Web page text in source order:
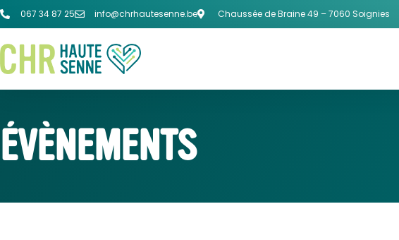
067 34 87 25 info@chrhautesenne.be Chaussée de Braine 49 – 7060 Soignies
ÉVÈNEMENTS